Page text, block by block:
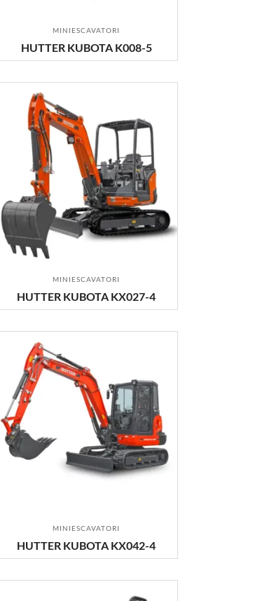
MINIESCAVATORI
HUTTER KUBOTA K008-5
MINIESCAVATORI
HUTTER KUBOTA KX027-4
MINIESCAVATORI
HUTTER KUBOTA KX042-4